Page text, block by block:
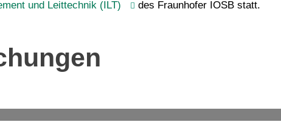
und Leittechnik (ILT) des Fraunhofer IOSB statt.